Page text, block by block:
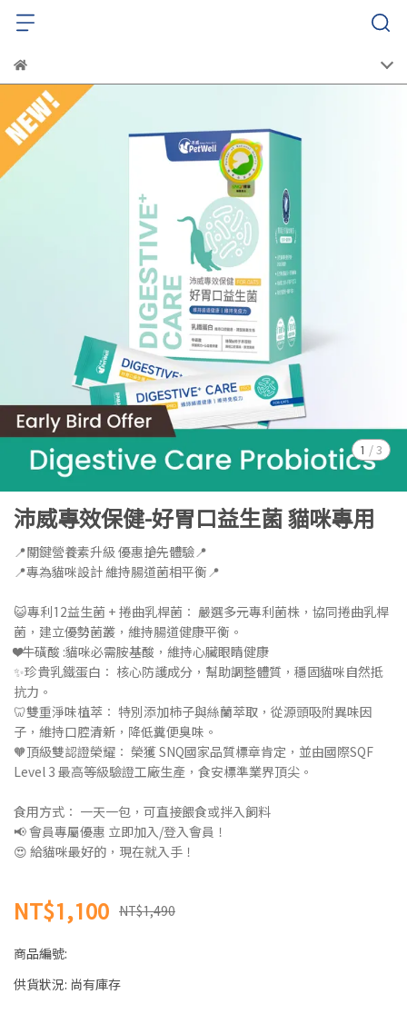
1 /3
沛威專效保健-好胃口益生菌 貓咪專用
📍關鍵營養素升級 優惠搶先體驗📍
📍專為貓咪設計 維持腸道菌相平衡📍
😺專利12益生菌 + 捲曲乳桿菌： 嚴選多元專利菌株，協同捲曲乳桿
菌，建立優勢菌叢，維持腸道健康平衡。
❤️牛磺酸 :貓咪必需胺基酸，維持心臟眼睛健康
✨珍貴乳鐵蛋白： 核心防護成分，幫助調整體質，穩固貓咪自然抵
抗力。
🦷雙重淨味植萃： 特別添加柿子與絲蘭萃取，從源頭吸附異味因
子，維持口腔清新，降低糞便臭味。
🧡頂級雙認證榮耀： 榮獲 SNQ國家品質標章肯定，並由國際SQF
Level 3 最高等級驗證工廠生產，食安標準業界頂尖。
食用方式： 一天一包，可直接餵食或拌入飼料
📢 會員專屬優惠 立即加入/登入會員！
😍 給貓咪最好的，現在就入手！
NT$1,100 NT$1,490
商品編號:
供貨狀況: 尚有庫存